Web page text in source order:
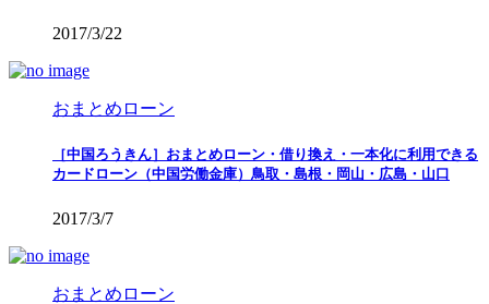
2017/3/22
おまとめローン
［中国ろうきん］おまとめローン・借り換え・一本化に利用できる
カードローン（中国労働金庫）鳥取・島根・岡山・広島・山口
2017/3/7
おまとめローン